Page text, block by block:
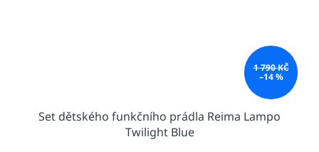
1 790 KČ
–14 %
Set dětského funkčního prádla Reima Lampo
Twilight Blue